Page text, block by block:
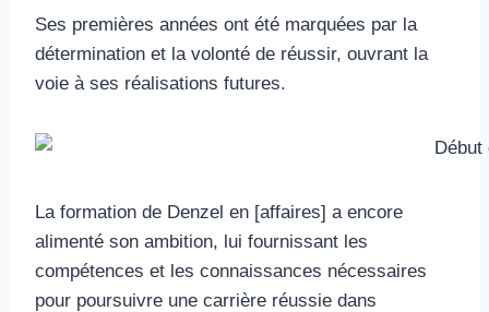
Ses premières années ont été marquées par la
détermination et la volonté de réussir, ouvrant la
voie à ses réalisations futures.
La formation de Denzel en [affaires] a encore
alimenté son ambition, lui fournissant les
compétences et les connaissances nécessaires
pour poursuivre une carrière réussie dans